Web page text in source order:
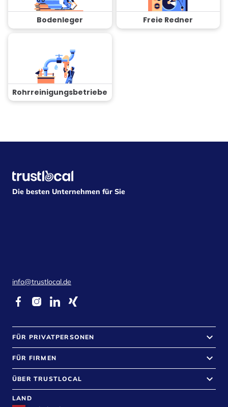
Bodenleger Freie Redner
Rohrreinigungsbetriebe
Die besten Unternehmen für Sie
info@trustlocal.de
FÜR PRIVATPERSONEN keyboard_arrow_down
FÜR FIRMEN keyboard_arrow_down
ÜBER TRUSTLOCAL keyboard_arrow_down
LAND